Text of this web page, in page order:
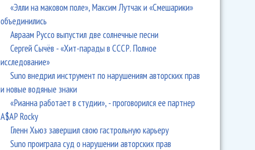
«Элли на маковом поле», Максим Лутчак и «Смешарики»
объединились
Авраам Руссо выпустил две солнечные песни
Сергей Сычёв - «Хит-парады в СССР. Полное
исследование»
Suno внедрил инструмент по нарушениям авторских прав
и новые водяные знаки
«Рианна работает в студии», - проговорился ее партнер
A$AP Rocky
Гленн Хьюз завершил свою гастрольную карьеру
Suno проиграла суд о нарушении авторских прав